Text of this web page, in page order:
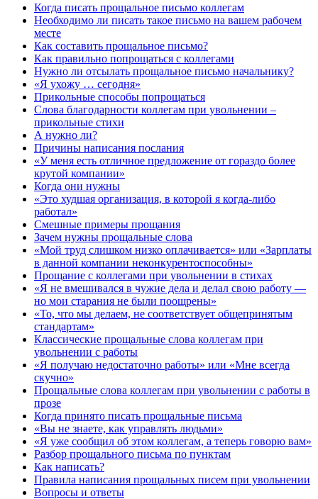
Когда писать прощальное письмо коллегам
Необходимо ли писать такое письмо на вашем рабочем
месте
Как составить прощальное письмо?
Как правильно попрощаться с коллегами
Нужно ли отсылать прощальное письмо начальнику?
«Я ухожу … сегодня»
Прикольные способы попрощаться
Слова благодарности коллегам при увольнении –
прикольные стихи
А нужно ли?
Причины написания послания
«У меня есть отличное предложение от гораздо более
крутой компании»
Когда они нужны
«Это худшая организация, в которой я когда-либо
работал»
Смешные примеры прощания
Зачем нужны прощальные слова
«Мой труд слишком низко оплачивается» или «Зарплаты
в данной компании неконкурентоспособны»
Прощание с коллегами при увольнении в стихах
«Я не вмешивался в чужие дела и делал свою работу —
но мои старания не были поощрены»
«То, что мы делаем, не соответствует общепринятым
стандартам»
Классические прощальные слова коллегам при
увольнении с работы
«Я получаю недостаточно работы» или «Мне всегда
скучно»
Прощальные слова коллегам при увольнении с работы в
прозе
Когда принято писать прощальные письма
«Вы не знаете, как управлять людьми»
«Я уже сообщил об этом коллегам, а теперь говорю вам»
Разбор прощального письма по пунктам
Как написать?
Правила написания прощальных писем при увольнении
Вопросы и ответы